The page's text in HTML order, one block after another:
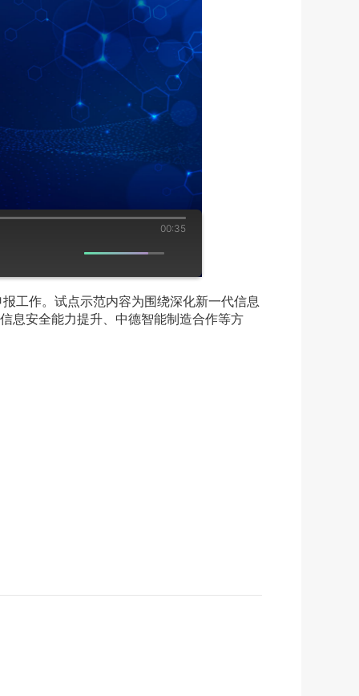
00:35
作。试点示范内容为围绕深化新一代信息
息安全能力提升、中德智能制造合作等方